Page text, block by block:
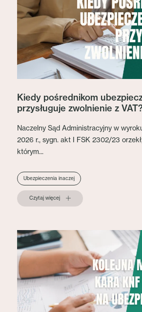
Kiedy pośrednikom
przysługuje zwolnienie z
Naczelny Sąd Administracyjny w
2026 r., sygn. akt I FSK 2302/23
którym...
Ubezpieczenia inaczej
Czytaj więcej